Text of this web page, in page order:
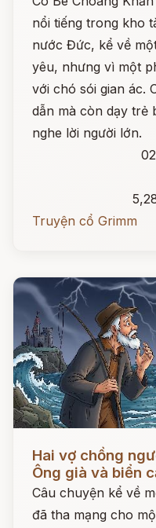
nổi tiếng trong kho
nước Đức, kể về
yêu, nhưng vì một
với chó sói gian ác.
dẫn mà còn dạy trẻ
nghe lời người lớn.
Truyện cổ Grimm
Hai vợ chồng
Ông già và biển
Câu chuyện kể về
đã tha mạng cho